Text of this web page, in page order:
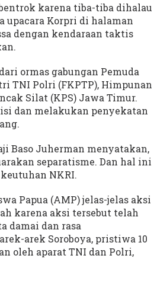
karena tiba-tiba dihalau
upacara Korpri di halaman
dengan kendaraan taktis
ormas gabungan Pemuda
TNI Polri (FKPTP), Himpunan
Silat (KPS) Jawa Timur.
dan melakukan penyekatan
Baso Juherman menyatakan,
separatisme. Dan hal ini
NKRI.
Papua (AMP) jelas-jelas aksi
karena aksi tersebut telah
damai dan rasa
arek Soroboya, pristiwa 10
oleh aparat TNI dan Polri,